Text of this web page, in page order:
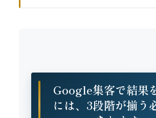
Google集客で結果
には、3段階が揃う